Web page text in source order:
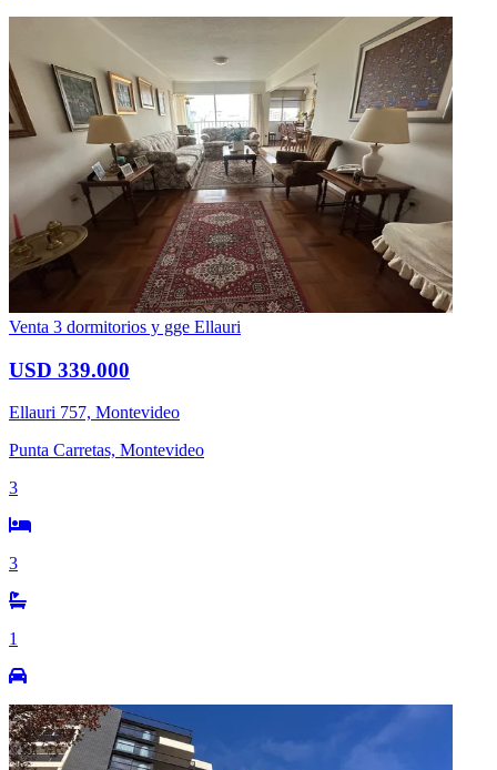
Venta 3 dormitorios y gge Ellauri
USD 339.000
Ellauri 757, Montevideo
Punta Carretas, Montevideo
3
3
1